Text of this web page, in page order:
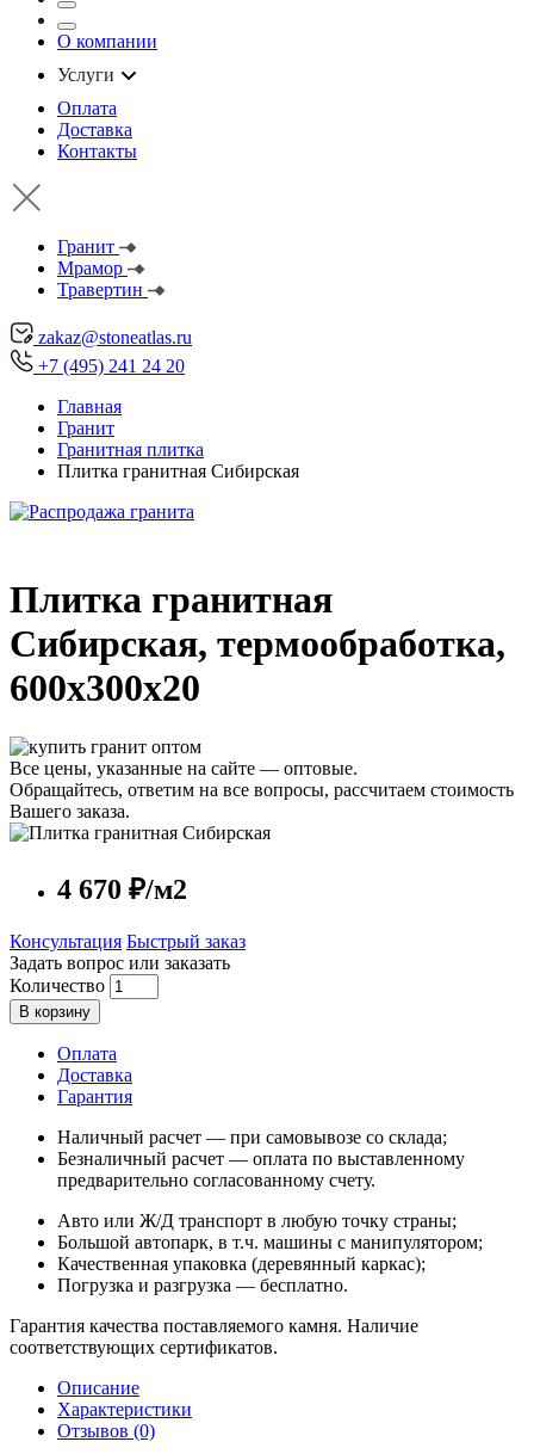
О компании
Услуги
Оплата
Доставка
Контакты
Гранит
Мрамор
Травертин
zakaz@stoneatlas.ru
+7 (495) 241 24 20
Главная
Гранит
Гранитная плитка
Плитка гранитная Сибирская
Плитка гранитная
Сибирская, термообработка,
600x300x20
Все цены, указанные на сайте — оптовые.
Обращайтесь, ответим на все вопросы, рассчитаем стоимость
Вашего заказа.
4 670 ₽/м2
Консультация Быстрый заказ
Задать вопрос или заказать
Количество
В корзину
Оплата
Доставка
Гарантия
Наличный расчет — при самовывозе со склада;
Безналичный расчет — оплата по выставленному
предварительно согласованному счету.
Авто или Ж/Д транспорт в любую точку страны;
Большой автопарк, в т.ч. машины с манипулятором;
Качественная упаковка (деревянный каркас);
Погрузка и разгрузка — бесплатно.
Гарантия качества поставляемого камня. Наличие
соответствующих сертификатов.
Описание
Характеристики
Отзывов (0)